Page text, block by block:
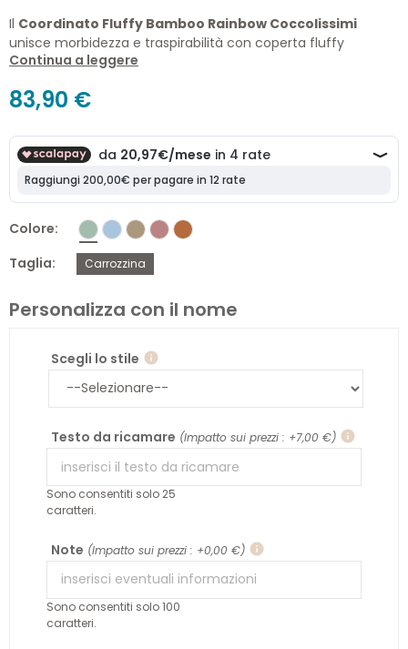
Il Coordinato Fluffy Bamboo Rainbow Coccolissimi
unisce morbidezza e traspirabilità con coperta fluffy
bamboo e lenzuola 100% cotone.
Continua a leggere
83,90 €
Colore
Taglia
Carrozzina
Personalizza con il nome
Scegli lo stile info
Testo da ricamare (Impatto sui prezzi : +7,00 €) info
Sono consentiti solo 25
caratteri.
Note (Impatto sui prezzi : +0,00 €) info
Sono consentiti solo 100
caratteri.